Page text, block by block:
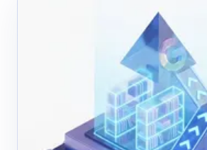
Comunicación
La agencia